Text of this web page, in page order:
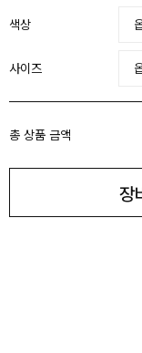
색상
사이즈
총 상품 금액
장